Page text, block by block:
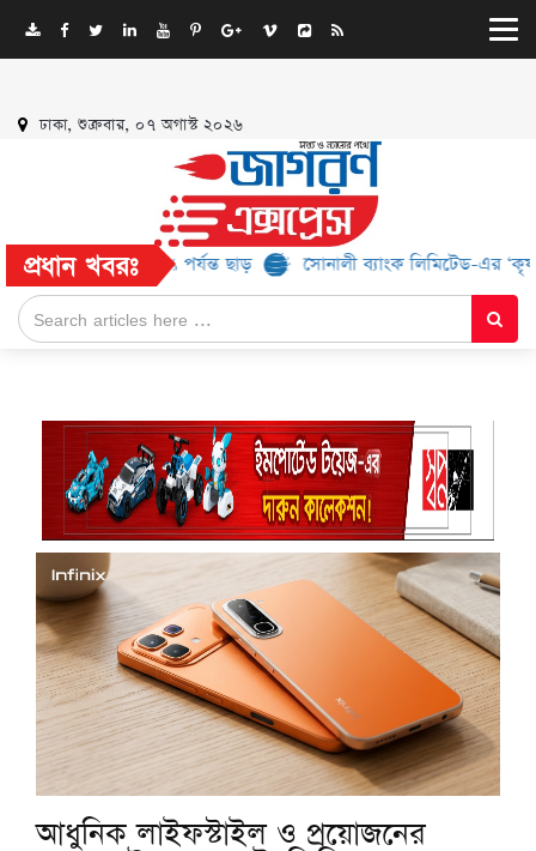
ঢাকা, শুক্রবার, ০৭ অগাস্ট ২০২৬
প্রধান খবরঃ
মিলবে ৫২% পর্যন্ত ছাড় সোনালী ব্যাংক লিমিটেড-এর ‘কৃষক
আধুনিক লাইফস্টাইল ও প্রয়োজনের